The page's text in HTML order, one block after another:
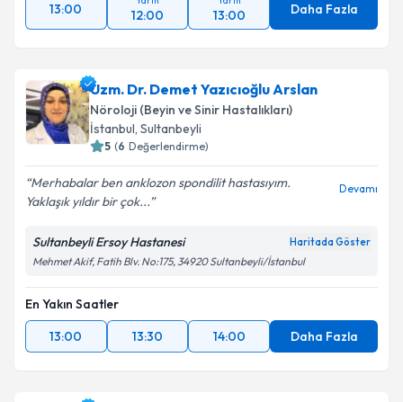
13:00 12:00 13:00 Daha Fazla
Uzm. Dr. Demet Yazıcıoğlu Arslan
Nöroloji (Beyin ve Sinir Hastalıkları)
İstanbul, Sultanbeyli
5 (6 Değerlendirme)
Merhabalar ben anklozon spondilit hastasıyım.
Yaklaşık yıldır bir çok...
Devamı
Sultanbeyli Ersoy Hastanesi Haritada Göster
Mehmet Akif, Fatih Blv. No:175, 34920 Sultanbeyli/İstanbul
En Yakın Saatler
13:00
13:30 14:00 Daha Fazla